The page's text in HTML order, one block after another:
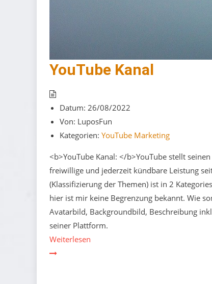
YouTube Kanal
Datum: 26/08/2022
Von: LuposFun
Kategorien: YouTube Marketing
<b>YouTube Kanal: </b>YouTube stellt
freiwillige und jederzeit kündbare Leistung
(Klassifizierung der Themen) ist in 2
hier ist mir keine Begrenzung bekannt. Wie
Avatarbild, Backgroundbild, Beschreibung
seiner Plattform.
Weiterlesen